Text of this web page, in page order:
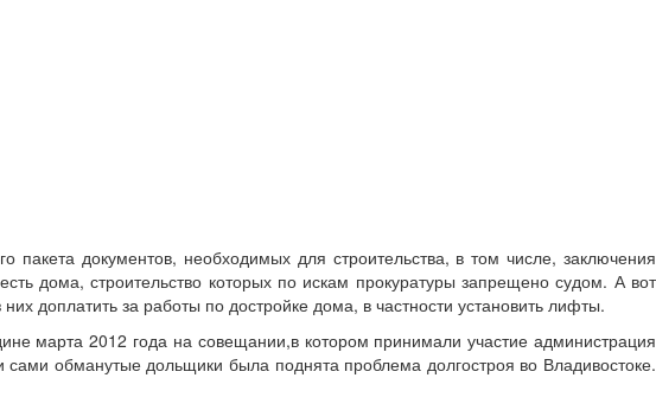
пакета документов, необходимых для строительства, в том числе, заключения
дома, строительство которых по искам прокуратуры запрещено судом. А вот
доплатить за работы по достройке дома, в частности установить лифты.
марта 2012 года на совещании,в котором принимали участие администрация
обманутые дольщики была поднята проблема долгостроя во Владивостоке.